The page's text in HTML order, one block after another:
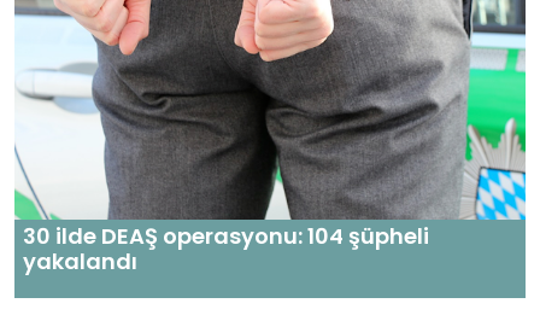
30 ilde DEAŞ operasyonu: 104 şüpheli
yakalandı